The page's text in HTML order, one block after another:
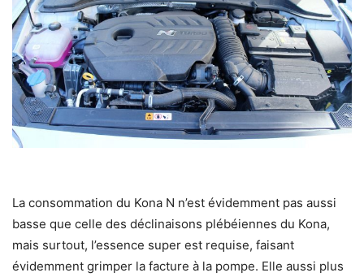
La consommation du Kona N n’est évidemment pas aussi
basse que celle des déclinaisons plébéiennes du Kona,
mais surtout, l’essence super est requise, faisant
évidemment grimper la facture à la pompe. Elle aussi plus